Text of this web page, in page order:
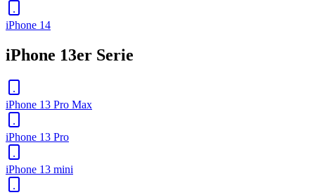
iPhone 14
iPhone 13er Serie
iPhone 13 Pro Max
iPhone 13 Pro
iPhone 13 mini